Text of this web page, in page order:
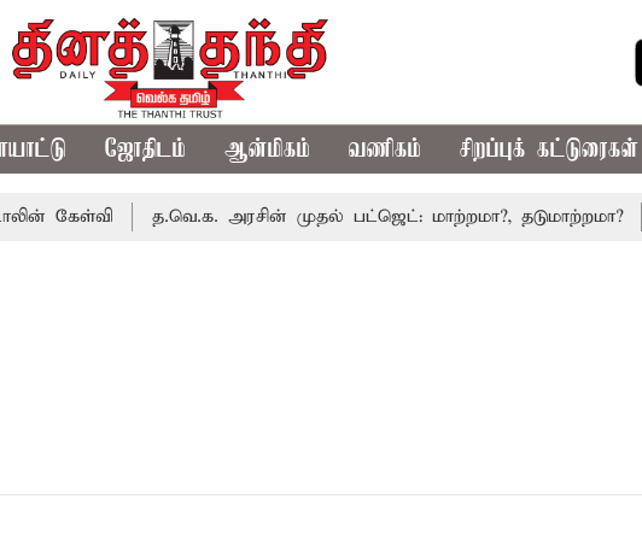
ஜோதிடம் ஆன்மிகம் வணிகம் சிறப்புக் கட்டுரைகள்
கேள்வி த.வெ.க. அரசின் முதல் பட்ஜெட்: மாற்றமா?, தடுமாற்றமா?